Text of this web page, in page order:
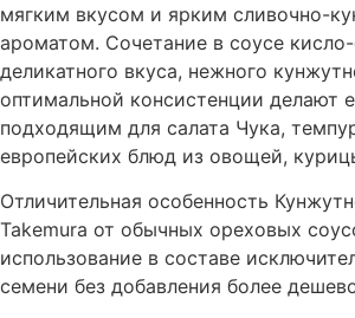
мягким вкусом и ярким сливочно-
ароматом. Сочетание в соусе кисло-
деликатного вкуса, нежного
оптимальной консистенции делают
подходящим для салата Чука,
европейских блюд из овощей,
Отличительная особенность
Takemura от обычных ореховых
использование в составе
семени без добавления более